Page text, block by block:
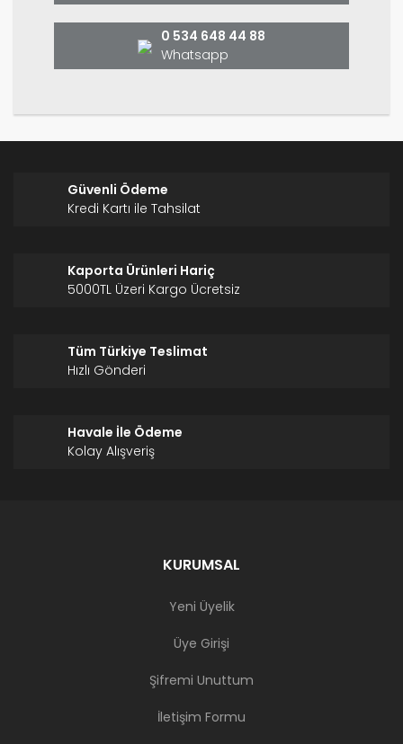
0 534 648 44 88
Whatsapp
Güvenli Ödeme
Kredi Kartı ile Tahsilat
Kaporta Ürünleri Hariç
5000TL Üzeri Kargo Ücretsiz
Tüm Türkiye Teslimat
Hızlı Gönderi
Havale İle Ödeme
Kolay Alışveriş
KURUMSAL
Yeni Üyelik
Üye Girişi
Şifremi Unuttum
İletişim Formu